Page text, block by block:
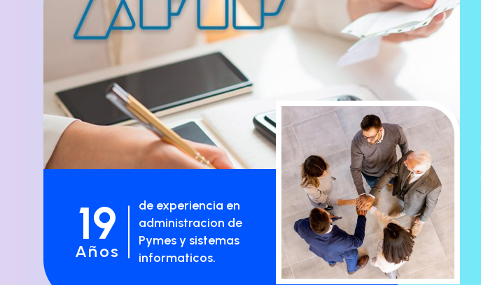
19
Años
de experiencia en
administracion de
Pymes y sistemas
informaticos.